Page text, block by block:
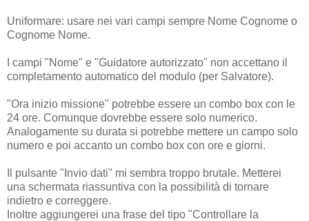
Uniformare: usare nei vari campi sempre Nome Cognome o
Cognome Nome.
I campi "Nome" e "Guidatore autorizzato" non accettano il
completamento automatico del modulo (per Salvatore).
"Ora inizio missione" potrebbe essere un combo box con le
24 ore. Comunque dovrebbe essere solo numerico.
Analogamente su durata si potrebbe mettere un campo solo
numero e poi accanto un combo box con ore e giorni.
Il pulsante "Invio dati" mi sembra troppo brutale. Metterei
una schermata riassuntiva con la possibilità di tornare
indietro e correggere.
Inoltre aggiungerei una frase del tipo "Controllare la